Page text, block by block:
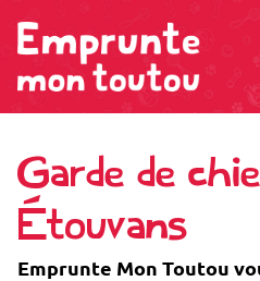
Garde de
Étouvans
Emprunte Mon Toutou